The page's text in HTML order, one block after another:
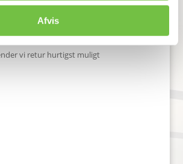
Afvis
PÅ DIN
vi retur hurtigst muligt